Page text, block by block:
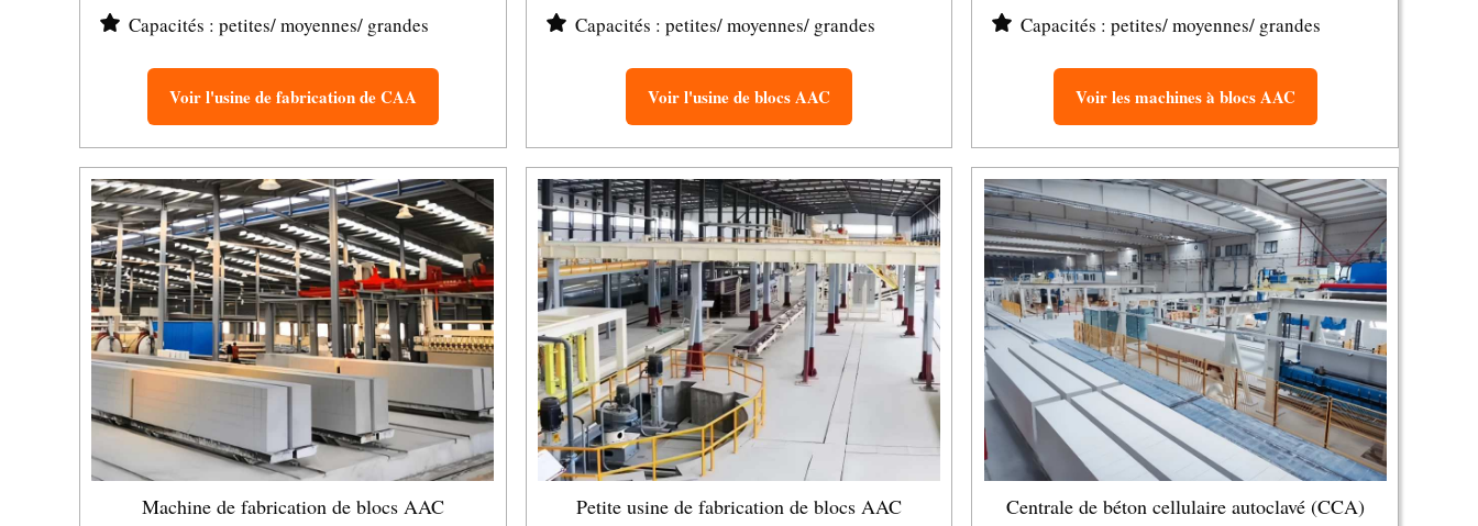
Capacités : petites/ moyennes/ grandes
Voir l'usine de fabrication de CAA
Capacités : petites/ moyennes/ grandes
Voir l'usine de blocs AAC
Capacités : petites/ moyennes/ grandes
Voir les machines à blocs AAC
Machine de fabrication de blocs AAC Petite usine de fabrication de blocs AAC Centrale de béton cellulaire autoclavé (CCA)